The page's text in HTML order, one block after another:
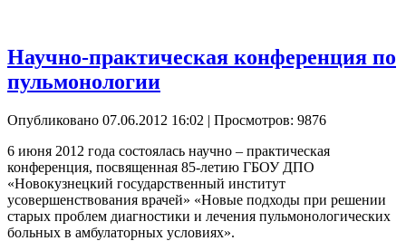
Научно-практическая конференция по
пульмонологии
Опубликовано 07.06.2012 16:02 | Просмотров: 9876
6 июня 2012 года состоялась научно – практическая
конференция, посвященная 85-летию ГБОУ ДПО
«Новокузнецкий государственный институт
усовершенствования врачей» «Новые подходы при решении
старых проблем диагностики и лечения пульмонологических
больных в амбулаторных условиях».